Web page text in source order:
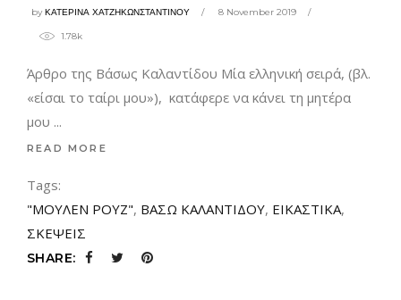
byΚΑΤΕΡΙΝΑ ΧΑΤΖΗΚΩΝΣΤΑΝΤΙΝΟΥ 8 November 2019
1.78k
Άρθρο της Βάσως Καλαντίδου Μία ελληνική σειρά, (βλ.
«είσαι το ταίρι μου»), κατάφερε να κάνει τη μητέρα
μου
READ MORE
Tags:
"ΜΟΥΛΕΝ ΡΟΥΖ", ΒΑΣΩ ΚΑΛΑΝΤΙΔΟΥ, ΕΙΚΑΣΤΙΚΑ,
ΣΚΕΨΕΙΣ
SHARE: